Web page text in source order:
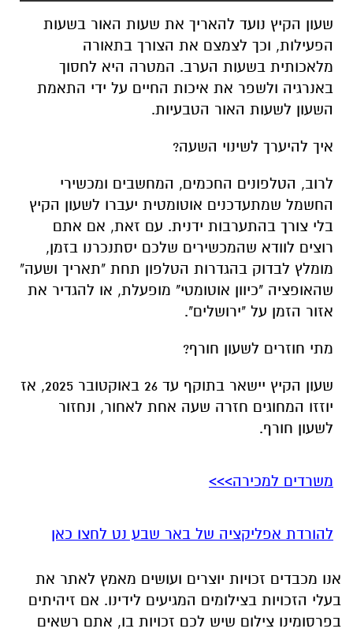
שעון הקיץ נועד להאריך את שעות האור בשעות
הפעילות, וכך לצמצם את הצורך בתאורה
מלאכותית בשעות הערב. המטרה היא לחסוך
באנרגיה ולשפר את איכות החיים על ידי התאמת
השעון לשעות האור הטבעיות.
איך להיערך לשינוי השעה?
לרוב, הטלפונים החכמים, המחשבים ומכשירי
החשמל שמתעדכנים אוטומטית יעברו לשעון הקיץ
בלי צורך בהתערבות ידנית. עם זאת, אם אתם
רוצים לוודא שהמכשירים שלכם יסתנכרנו בזמן,
מומלץ לבדוק בהגדרות הטלפון תחת "תאריך ושעה"
שהאופציה "כיוון אוטומטי" מופעלת, או להגדיר את
אזור הזמן על "ירושלים".
מתי חוזרים לשעון חורף?
שעון הקיץ יישאר בתוקף עד 26 באוקטובר 2025, אז
יוזזו המחוגים חזרה שעה אחת לאחור, ונחזור
לשעון חורף.
משרדים למכירה>>>
להורדת אפליקציה של באר שבע נט לחצו כאן
אנו מכבדים זכויות יוצרים ועושים מאמץ לאתר את
בעלי הזכויות בצילומים המגיעים לידינו. אם זיהיתים
בפרסומינו צילום שיש לכם זכויות בו, אתם רשאים